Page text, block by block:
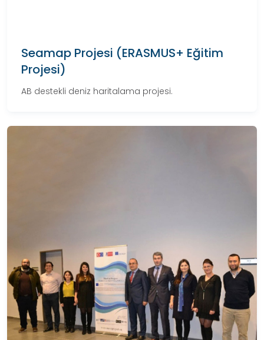
Seamap Projesi (ERASMUS+ Eğitim
Projesi)
AB destekli deniz haritalama projesi.